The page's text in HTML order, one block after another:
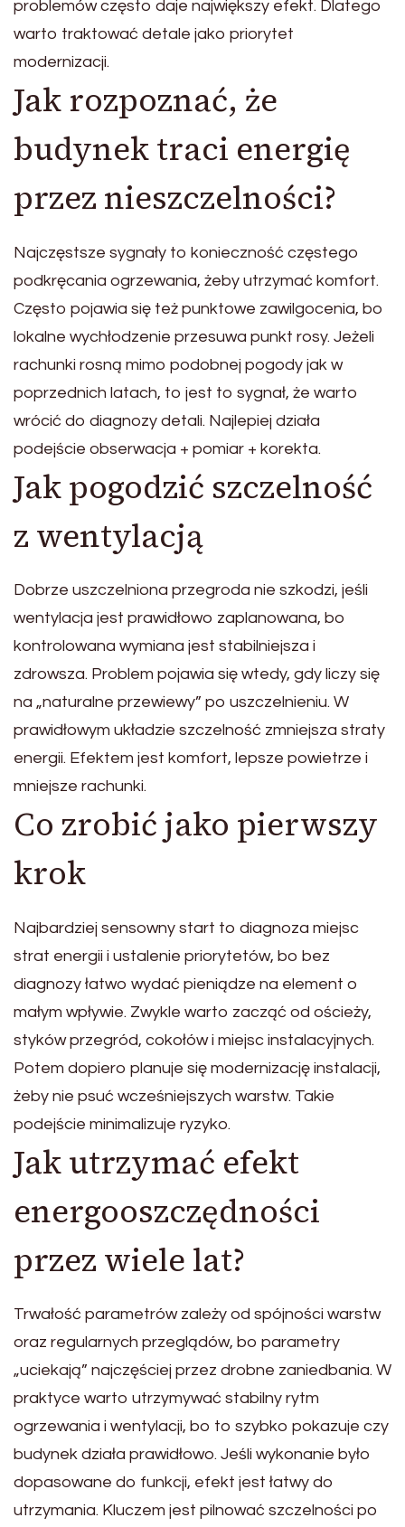
problemów często daje największy efekt. Dlatego
warto traktować detale jako priorytet
modernizacji.
Jak rozpoznać, że
budynek traci energię
przez nieszczelności?
Najczęstsze sygnały to konieczność częstego
podkręcania ogrzewania, żeby utrzymać komfort.
Często pojawia się też punktowe zawilgocenia, bo
lokalne wychłodzenie przesuwa punkt rosy. Jeżeli
rachunki rosną mimo podobnej pogody jak w
poprzednich latach, to jest to sygnał, że warto
wrócić do diagnozy detali. Najlepiej działa
podejście obserwacja + pomiar + korekta.
Jak pogodzić szczelność
z wentylacją
Dobrze uszczelniona przegroda nie szkodzi, jeśli
wentylacja jest prawidłowo zaplanowana, bo
kontrolowana wymiana jest stabilniejsza i
zdrowsza. Problem pojawia się wtedy, gdy liczy się
na „naturalne przewiewy” po uszczelnieniu. W
prawidłowym układzie szczelność zmniejsza straty
energii. Efektem jest komfort, lepsze powietrze i
mniejsze rachunki.
Co zrobić jako pierwszy
krok
Najbardziej sensowny start to diagnoza miejsc
strat energii i ustalenie priorytetów, bo bez
diagnozy łatwo wydać pieniądze na element o
małym wpływie. Zwykle warto zacząć od ościeży,
styków przegród, cokołów i miejsc instalacyjnych.
Potem dopiero planuje się modernizację instalacji,
żeby nie psuć wcześniejszych warstw. Takie
podejście minimalizuje ryzyko.
Jak utrzymać efekt
energooszczędności
przez wiele lat?
Trwałość parametrów zależy od spójności warstw
oraz regularnych przeglądów, bo parametry
„uciekają” najczęściej przez drobne zaniedbania. W
praktyce warto utrzymywać stabilny rytm
ogrzewania i wentylacji, bo to szybko pokazuje czy
budynek działa prawidłowo. Jeśli wykonanie było
dopasowane do funkcji, efekt jest łatwy do
utrzymania. Kluczem jest pilnować szczelności po